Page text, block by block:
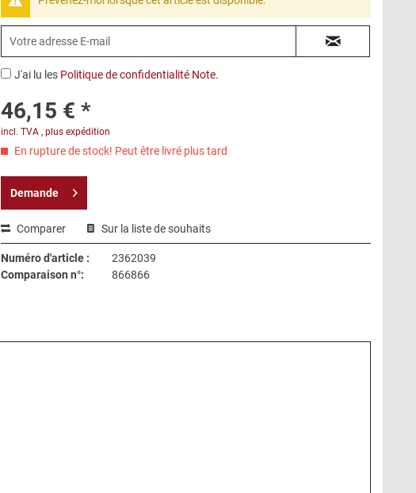
J'ai lu les Politique de confidentialité Note.
46,15 € *
incl. TVA, plus expédition
En rupture de stock! Peut être livré plus tard
Demande
Comparer Sur la liste de souhaits
Numéro d'article :
2362039
Comparaison n°:
866866